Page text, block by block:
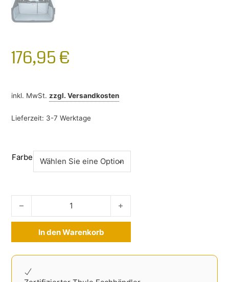
176,95 €
inkl. MwSt. zzgl.Versandkosten
Lieferzeit: 3-7 Werktage
Farbe
Kofferraumschutz Mazda 3 2013-2019 Menge
In den Warenkorb